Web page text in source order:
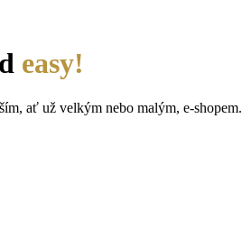
easy!
ať už velkým nebo malým, e-shopem.